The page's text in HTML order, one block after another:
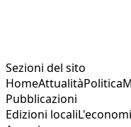
Sezioni del sito
HomeAttualitàPolitica
Pubblicazioni
Edizioni locali